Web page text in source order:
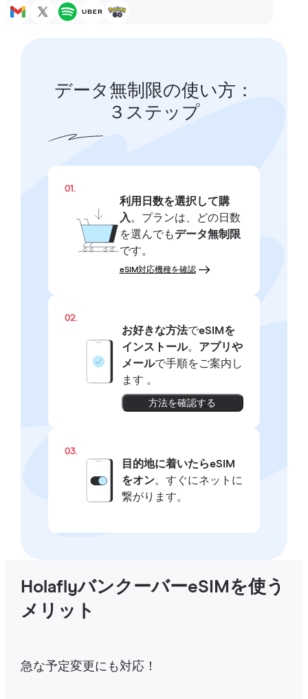
データ無制限の使い方：
３ステップ
01.
利用日数を選択して購
入 。プランは、どの日数
を選んでもデータ無制限
です。
eSIM対応機種を確認
02.
お好きな方法でeSIMを
インストール。 アプリや
メールで手順をご案内し
ます 。
方法を確認する
03.
目的地に着いたらeSIM
をオン。すぐにネットに
繋がります。
HolaflyバンクーバーeSIMを使う
メリット
急な予定変更にも対応！